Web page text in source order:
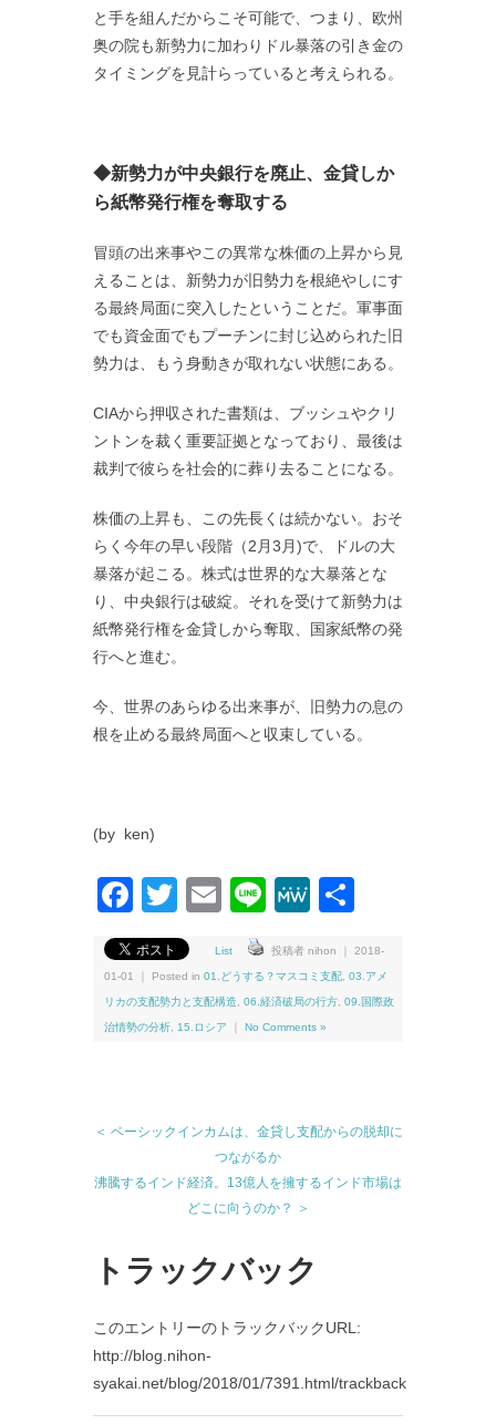
と手を組んだからこそ可能で、つまり、欧州
奥の院も新勢力に加わりドル暴落の引き金の
タイミングを見計らっていると考えられる。
◆新勢力が中央銀行を廃止、金貸しか
ら紙幣発行権を奪取する
冒頭の出来事やこの異常な株価の上昇から見
えることは、新勢力が旧勢力を根絶やしにす
る最終局面に突入したということだ。軍事面
でも資金面でもプーチンに封じ込められた旧
勢力は、もう身動きが取れない状態にある。
CIAから押収された書類は、ブッシュやクリ
ントンを裁く重要証拠となっており、最後は
裁判で彼らを社会的に葬り去ることになる。
株価の上昇も、この先長くは続かない。おそ
らく今年の早い段階（2月3月)で、ドルの大
暴落が起こる。株式は世界的な大暴落とな
り、中央銀行は破綻。それを受けて新勢力は
紙幣発行権を金貸しから奪取、国家紙幣の発
行へと進む。
今、世界のあらゆる出来事が、旧勢力の息の
根を止める最終局面へと収束している。
(by ken)
Facebook
Twitter
EmailLineMeWe
List 投稿者 nihon ｜ 2018-
01-01 ｜ Posted in 01.どうする？マスコミ支配 03.アメ
リカの支配勢力と支配構造 06.経済破局の行方 09.国際政
治情勢の分析 15.ロシア No Comments »
＜ ベーシックインカムは、金貸し支配からの脱却に
つながるか
沸騰するインド経済。13億人を擁するインド市場は
どこに向うのか？ ＞
トラックバック
このエントリーのトラックバックURL:
http://blog.nihon-
syakai.net/blog/2018/01/7391.html/trackback